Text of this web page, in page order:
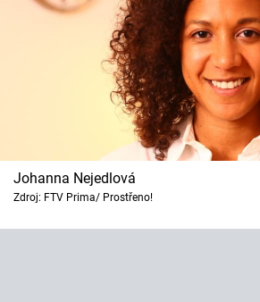
Johanna Nejedlová
Zdroj: FTV Prima/ Prostřeno!